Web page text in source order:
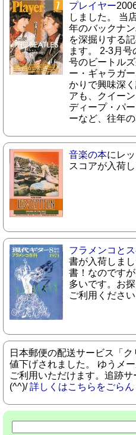
プレイヤー
しました。 当
年のバックナ
を深掘りする
ます。 2-3月号
号のビートル
ー・ギャラガ
かりで興味深
アも、クイー
ディープ・パ
ーなど、往年
音楽の本にレ
スコアが入荷し
フラメンコと
書が入荷しま
書！なのです
多いです。お
ご利用くださ
日本郵便の配送サービス「
値下げされました。 ゆうメ
ご利用いただけます。追跡サ
(^^)/詳しくはこちらをごらん